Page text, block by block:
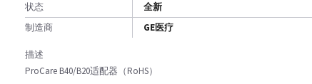
状态
全新
制造商
GE医疗
描述
ProCare B40/B20适配器（RoHS）